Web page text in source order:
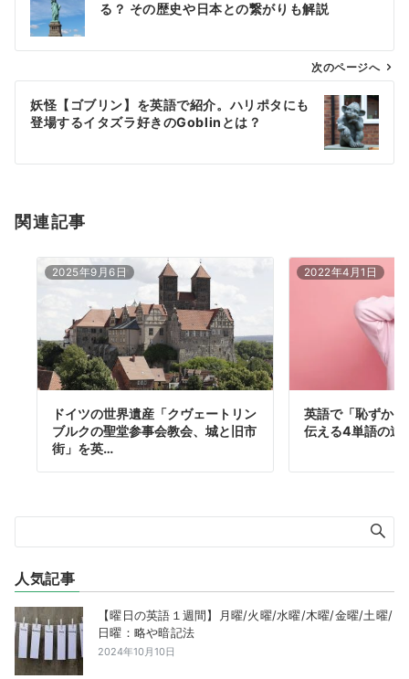
ン
る？ その歴史や日本との繋がりも解説
次のページへ
妖怪【ゴブリン】を英語で紹介。ハリポタにも
登場するイタズラ好きのGoblinとは？
関連記事
2025年9月6日
ドイツの世界遺産「クヴェートリン
ブルクの聖堂参事会教会、城と旧市
街」を英…
2022年4月1日
英語で「恥ずか
伝える4単語の違
人気記事
【曜日の英語１週間】月曜/火曜/水曜/木曜/金曜/土曜/
日曜：略や暗記法
2024年10月10日